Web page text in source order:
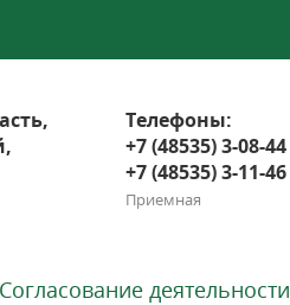
Телефоны:
+7 (48535) 3-08-44
+7 (48535) 3-11-46
Приемная
Согласование деятельности